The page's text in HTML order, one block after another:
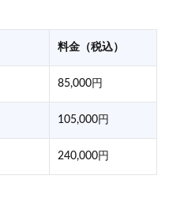
料金（税込）
85,000円
105,000円
240,000円